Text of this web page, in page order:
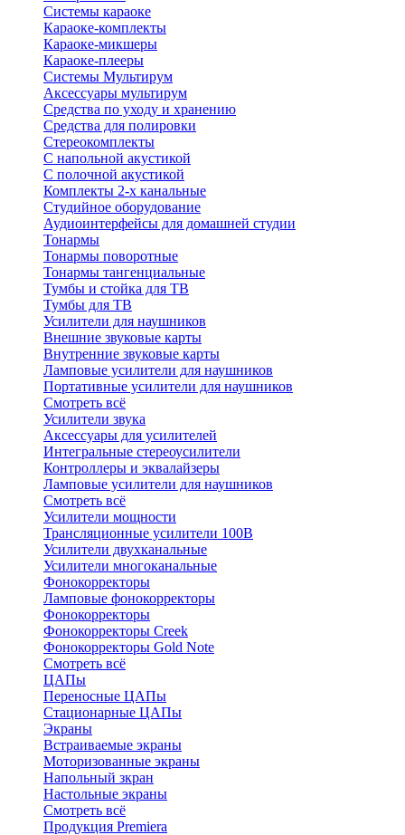
Системы караоке
Караоке-комплекты
Караоке-микшеры
Караоке-плееры
Системы Мультирум
Аксессуары мультирум
Средства по уходу и хранению
Средства для полировки
Стереокомплекты
C напольной акустикой
C полочной акустикой
Комплекты 2-х канальные
Студийное оборудование
Аудиоинтерфейсы для домашней студии
Тонармы
Тонармы поворотные
Тонармы тангенциальные
Тумбы и стойка для ТВ
Тумбы для ТВ
Усилители для наушников
Внешние звуковые карты
Внутренние звуковые карты
Ламповые усилители для наушников
Портативные усилители для наушников
Смотреть всё
Усилители звука
Аксессуары для усилителей
Интегральные стереоусилители
Контроллеры и эквалайзеры
Ламповые усилители для наушников
Смотреть всё
Усилители мощности
Трансляционные усилители 100В
Усилители двухканальные
Усилители многоканальные
Фонокорректоры
Ламповые фонокорректоры
Фонокорректоры
Фонокорректоры Creek
Фонокорректоры Gold Note
Смотреть всё
ЦАПы
Переносные ЦАПы
Стационарные ЦАПы
Экраны
Встраиваемые экраны
Моторизованные экраны
Напольный зкран
Настольные экраны
Смотреть всё
Продукция Premiera